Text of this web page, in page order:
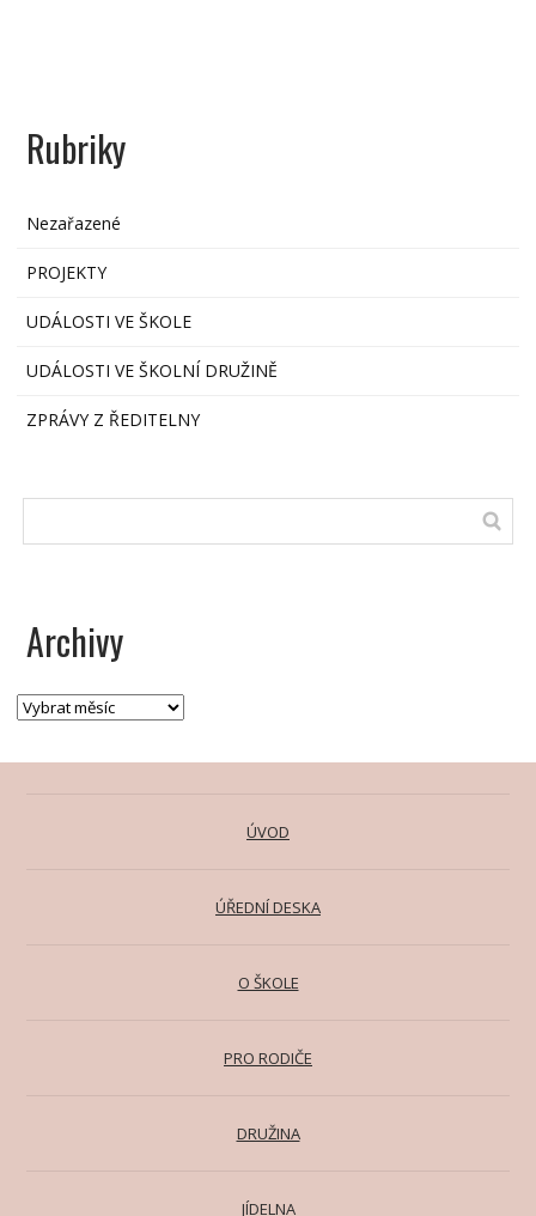
Rubriky
Nezařazené
PROJEKTY
UDÁLOSTI VE ŠKOLE
UDÁLOSTI VE ŠKOLNÍ DRUŽINĚ
ZPRÁVY Z ŘEDITELNY
Archivy
ÚVOD
ÚŘEDNÍ DESKA
O ŠKOLE
PRO RODIČE
DRUŽINA
JÍDELNA